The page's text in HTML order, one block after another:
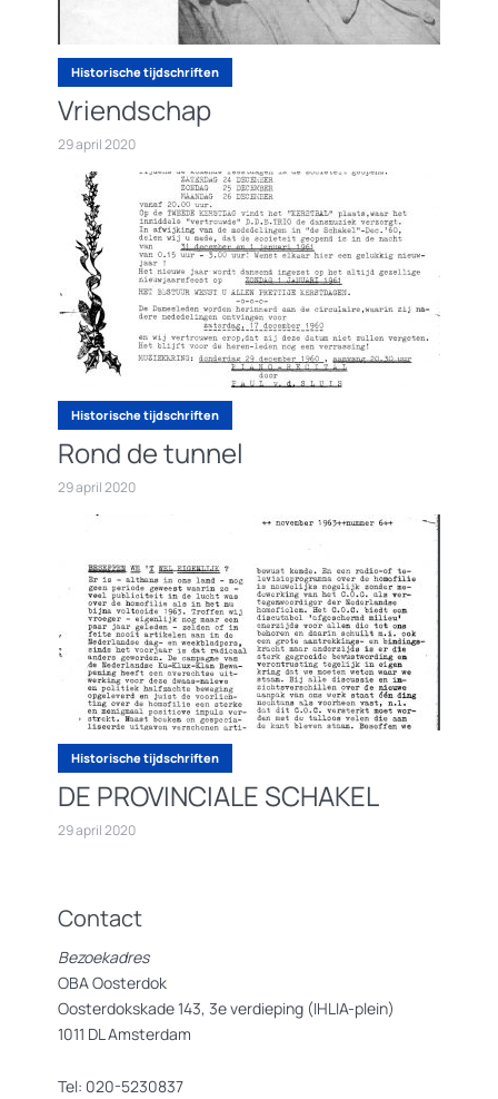
Historische tijdschriften
Vriendschap
29 april 2020
Historische tijdschriften
Rond de tunnel
29 april 2020
Historische tijdschriften
DE PROVINCIALE SCHAKEL
29 april 2020
Contact
Bezoekadres
OBA Oosterdok
Oosterdokskade 143, 3e verdieping (IHLIA-plein)
1011 DL Amsterdam
Tel: 020-5230837